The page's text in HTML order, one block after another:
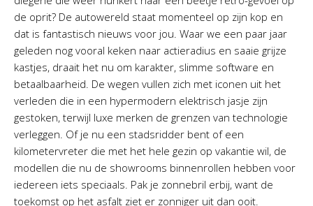
de oprit? De autowereld staat momenteel op zijn kop en
dat is fantastisch nieuws voor jou. Waar we een paar jaar
geleden nog vooral keken naar actieradius en saaie grijze
kastjes, draait het nu om karakter, slimme software en
betaalbaarheid. De wegen vullen zich met iconen uit het
verleden die in een hypermodern elektrisch jasje zijn
gestoken, terwijl luxe merken de grenzen van technologie
verleggen. Of je nu een stadsridder bent of een
kilometervreter die met het hele gezin op vakantie wil, de
modellen die nu de showrooms binnenrollen hebben voor
iedereen iets speciaals. Pak je zonnebril erbij, want de
toekomst op het asfalt ziet er zonniger uit dan ooit.